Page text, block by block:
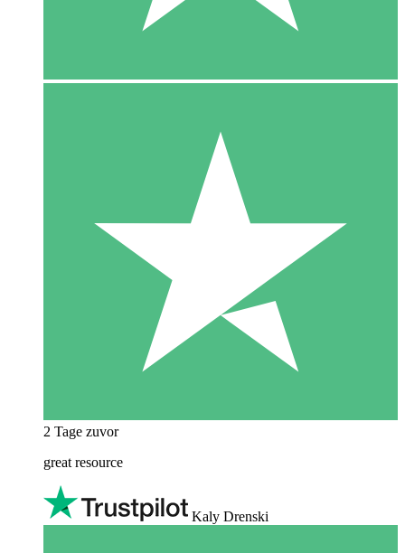
2 Tage zuvor
great resource
Kaly Drenski